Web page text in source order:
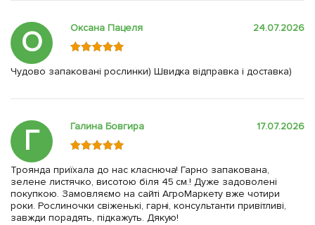
О Оксана Пацеля 24.07.2026
Чудово запаковані рослинки) Швидка відправка і доставка)
Г Галина Бовгира 17.07.2026
Троянда приїхала до нас класнюча! Гарно запакована,
зелене листячко, висотою біля 45 см.! Дуже задоволені
покупкою. Замовляємо на сайті АгроМаркету вже чотири
роки. Рослиночки свіженькі, гарні, консультанти привітливі,
завжди порадять, підкажуть. Дякую!